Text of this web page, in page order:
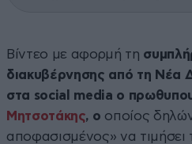
Βίντεο με αφορμή τη
διακυβέρνησης από τη Νέα
στα social media ο
Μητσοτάκης, ο οποίος
αποφασισμένος» να